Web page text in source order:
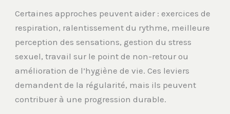
Certaines approches peuvent aider : exercices de
respiration, ralentissement du rythme, meilleure
perception des sensations, gestion du stress
sexuel, travail sur le point de non-retour ou
amélioration de l’hygiène de vie. Ces leviers
demandent de la régularité, mais ils peuvent
contribuer à une progression durable.